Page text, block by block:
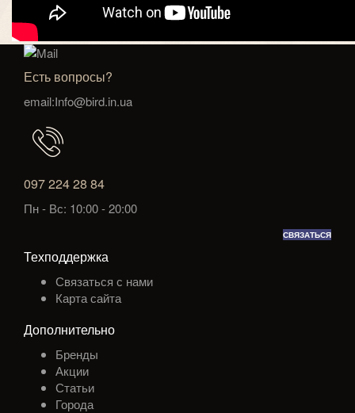
Есть вопросы?
email:Info@bird.in.ua
097 224 28 84
Пн - Вс: 10:00 - 20:00
СВЯЗАТЬСЯ
Техподдержка
Связаться с нами
Карта сайта
Дополнительно
Бренды
Акции
Статьи
Города